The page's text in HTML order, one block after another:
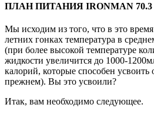
ПЛАН ПИТАНИЯ IRONMAN 70.3
Мы исходим из того, что в это
летних гонках температура в
(при более высокой температуре
жидкости увеличится до 1000-
калорий, которые способен усвоить
прежнем). Вы это усвоили?
Итак, вам необходимо следующее.